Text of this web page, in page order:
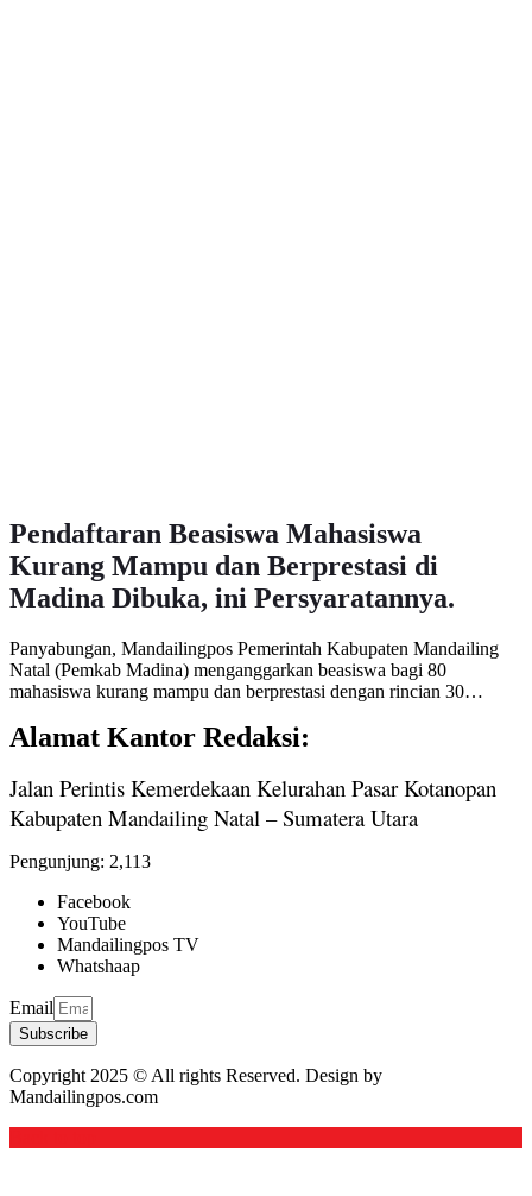
Pendaftaran Beasiswa Mahasiswa
Kurang Mampu dan Berprestasi di
Madina Dibuka, ini Persyaratannya.
Panyabungan, Mandailingpos Pemerintah Kabupaten Mandailing
Natal (Pemkab Madina) menganggarkan beasiswa bagi 80
mahasiswa kurang mampu dan berprestasi dengan rincian 30…
Alamat Kantor Redaksi:
Jalan Perintis Kemerdekaan Kelurahan Pasar Kotanopan
Kabupaten Mandailing Natal – Sumatera Utara
Pengunjung: 2,113
Facebook
YouTube
Mandailingpos TV
Whatshaap
Email
Subscribe
Copyright 2025 © All rights Reserved. Design by
Mandailingpos.com